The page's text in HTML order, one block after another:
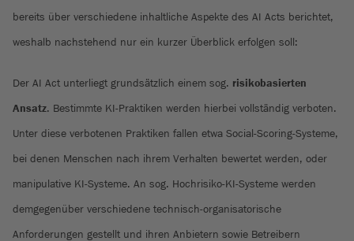
bereits über verschiedene inhaltliche Aspekte des AI Acts berichtet,
weshalb nachstehend nur ein kurzer Überblick erfolgen soll:
Der AI Act unterliegt grundsätzlich einem sog. risikobasierten
Ansatz. Bestimmte KI-Praktiken werden hierbei vollständig verboten.
Unter diese verbotenen Praktiken fallen etwa Social-Scoring-Systeme,
bei denen Menschen nach ihrem Verhalten bewertet werden, oder
manipulative KI-Systeme. An sog. Hochrisiko-KI-Systeme werden
demgegenüber verschiedene technisch-organisatorische
Anforderungen gestellt und ihren Anbietern sowie Betreibern